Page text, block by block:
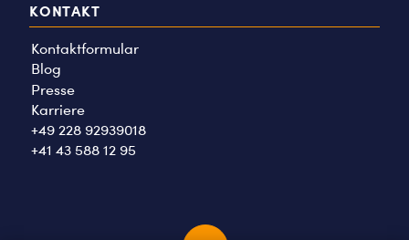
KONTAKT
Kontaktformular
Blog
Presse
Karriere
+49 228 92939018
+41 43 588 12 95